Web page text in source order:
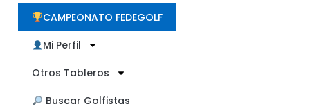
CAMPEONATO FEDEGOLF
Mi Perfil
Otros Tableros
​ Buscar Golfistas